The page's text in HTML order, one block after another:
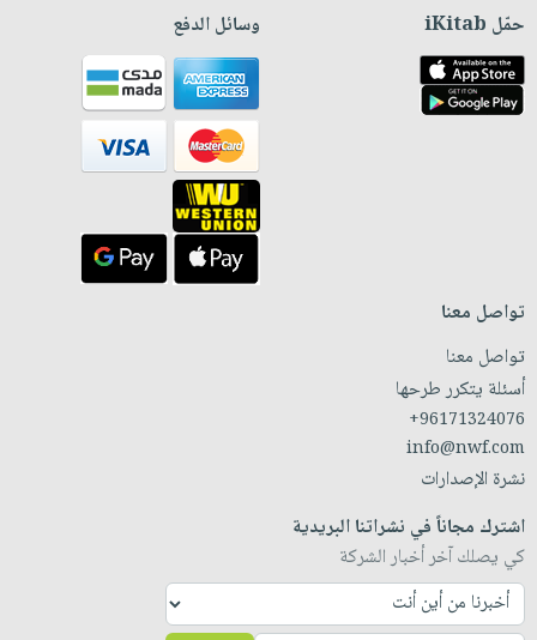
حمّل iKitab وسائل الدفع
تواصل معنا
تواصل معنا
أسئلة يتكرر طرحها
+96171324076
info@nwf.com
نشرة الإصدارات
اشترك مجاناً في نشراتنا البريدية
كي يصلك آخر أخبار الشركة